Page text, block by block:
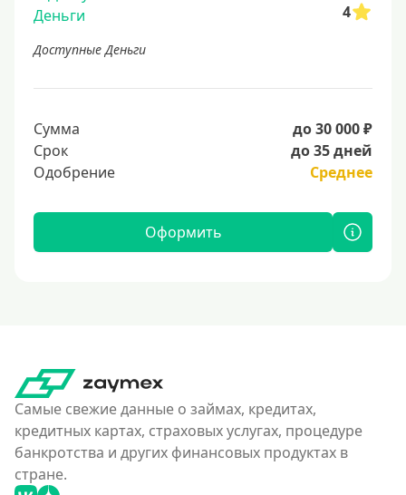
4
Доступные Деньги
Сумма
до 30 000 ₽
Срок
до 35 дней
Одобрение
Среднее
Оформить
Самые свежие данные о займах, кредитах,
кредитных картах, страховых услугах, процедуре
банкротства и других финансовых продуктах в
стране.